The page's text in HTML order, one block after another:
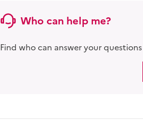
Who can help me?
Find who can answer your